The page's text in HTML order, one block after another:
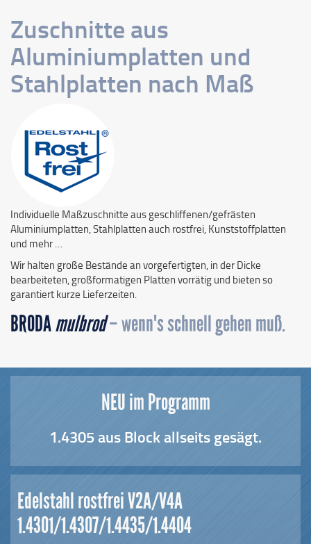
Zuschnitte aus
Aluminiumplatten und
Stahlplatten nach Maß
Individuelle Maßzuschnitte aus geschliffenen/gefrästen
Aluminiumplatten, Stahlplatten auch rostfrei, Kunststoffplatten
und mehr …
Wir halten große Bestände an vorgefertigten, in der Dicke
bearbeiteten, großformatigen Platten vorrätig und bieten so
garantiert kurze Lieferzeiten.
BRODAmulbrod– wenn's schnell gehen muß.
NEU im Programm
1.4305 aus Block allseits gesägt.
Edelstahl rostfrei V2A/V4A
1.4301/1.4307/1.4435/1.4404